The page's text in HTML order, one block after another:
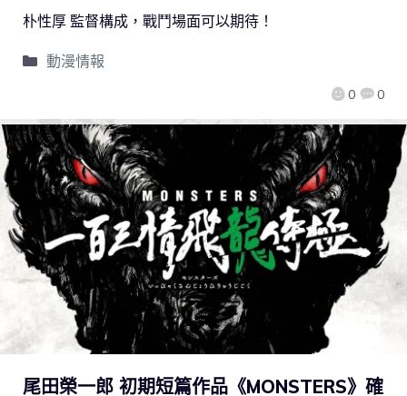
0 0
朴性厚 監督構成，戰鬥場面可以期待！
動漫情報
尾田榮一郎 初期短篇作品《MONSTERS》確